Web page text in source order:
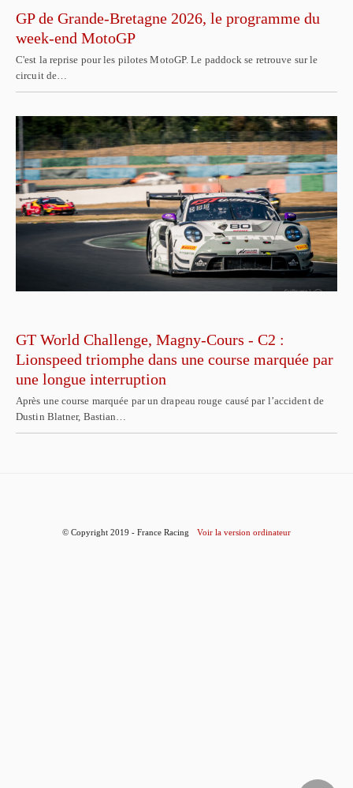
GP de Grande-Bretagne 2026, le programme du
week-end MotoGP
C'est la reprise pour les pilotes MotoGP. Le paddock se retrouve sur le
circuit de…
GT World Challenge, Magny-Cours - C2 :
Lionspeed triomphe dans une course marquée par
une longue interruption
Après une course marquée par un drapeau rouge causé par l’accident de
Dustin Blatner, Bastian…
© Copyright 2019 - France Racing Voir la version ordinateur